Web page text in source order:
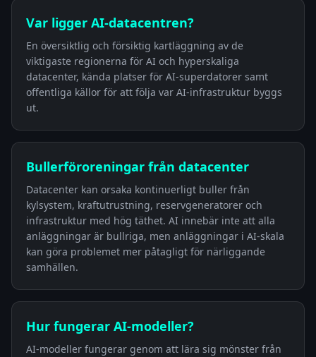
Var ligger AI-datacentren?
En översiktlig och försiktig kartläggning av de
viktigaste regionerna för AI och hyperskaliga
datacenter, kända platser för AI-superdatorer samt
offentliga källor för att följa var AI-infrastruktur byggs
ut.
Bullerföroreningar från datacenter
Datacenter kan orsaka kontinuerligt buller från
kylsystem, kraftutrustning, reservgeneratorer och
infrastruktur med hög täthet. AI innebär inte att alla
anläggningar är bullriga, men anläggningar i AI-skala
kan göra problemet mer påtagligt för närliggande
samhällen.
Hur fungerar AI-modeller?
AI-modeller fungerar genom att lära sig mönster från